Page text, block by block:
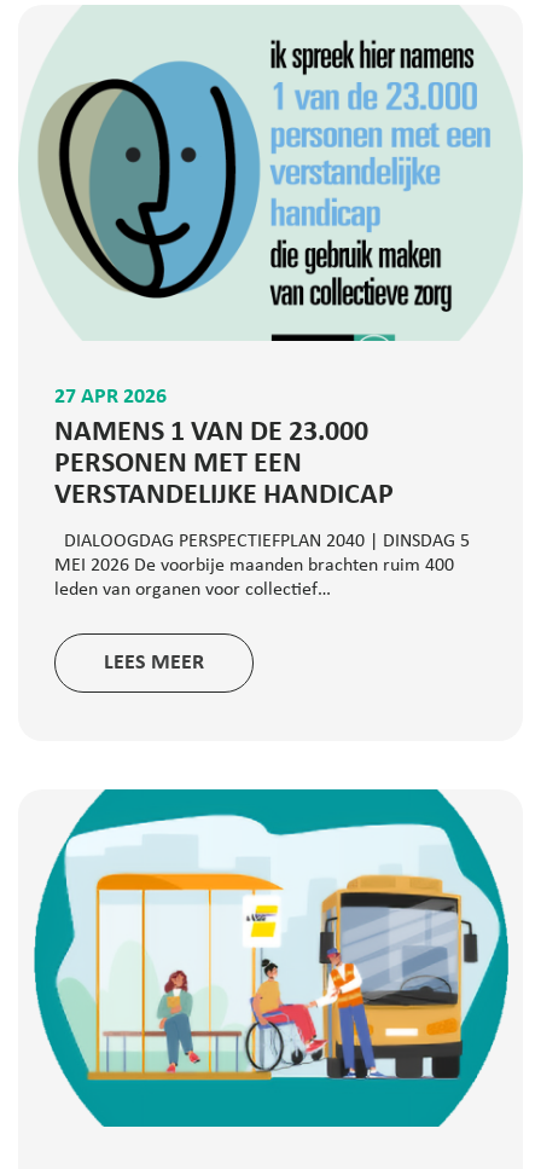
27 APR 2026
NAMENS 1 VAN DE 23.000
PERSONEN MET EEN
VERSTANDELIJKE HANDICAP
DIALOOGDAG PERSPECTIEFPLAN 2040 | DINSDAG 5
MEI 2026 De voorbije maanden brachten ruim 400
leden van organen voor collectief…
LEES MEER